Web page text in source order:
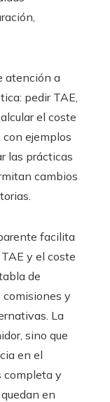
atención a
pedir TAE,
el coste
ejemplos
las prácticas
cambios
facilita
y el coste
de
y
La
sino que
en el
completa y
en